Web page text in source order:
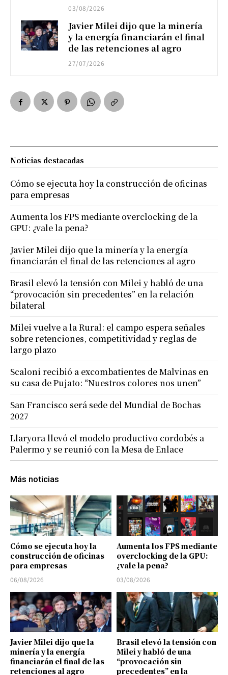
03/08/2026
Javier Milei dijo que la minería
y la energía financiarán el final
de las retenciones al agro
27/07/2026
Más noticias
Cómo se ejecuta hoy la
construcción de oficinas
para empresas
06/08/2026
Aumenta los FPS mediante
overclocking de la GPU:
¿vale la pena?
03/08/2026
Javier Milei dijo que la
minería y la energía
financiarán el final de las
retenciones al agro
Brasil elevó la tensión con
Milei y habló de una
“provocación sin
precedentes” en la
Noticias destacadas
Cómo se ejecuta hoy la construcción de oficinas
para empresas
Aumenta los FPS mediante overclocking de la
GPU: ¿vale la pena?
Javier Milei dijo que la minería y la energía
financiarán el final de las retenciones al agro
Brasil elevó la tensión con Milei y habló de una
“provocación sin precedentes” en la relación
bilateral
Milei vuelve a la Rural: el campo espera señales
sobre retenciones, competitividad y reglas de
largo plazo
Scaloni recibió a excombatientes de Malvinas en
su casa de Pujato: “Nuestros colores nos unen”
San Francisco será sede del Mundial de Bochas
2027
Llaryora llevó el modelo productivo cordobés a
Palermo y se reunió con la Mesa de Enlace